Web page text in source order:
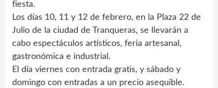
fiesta.
Los días 10, 11 y 12 de febrero, en la Plaza 22 de
Julio de la ciudad de Tranqueras, se llevarán a
cabo espectáculos artísticos, feria artesanal,
gastronómica e industrial.
El día viernes con entrada gratis, y sábado y
domingo con entradas a un precio asequible.